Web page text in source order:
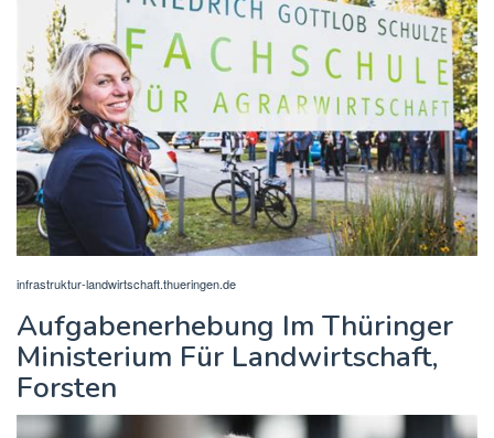
infrastruktur-landwirtschaft.thueringen.de
Aufgabenerhebung Im Thüringer
Ministerium Für Landwirtschaft,
Forsten